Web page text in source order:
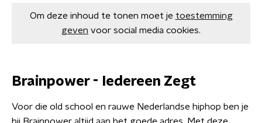
Om deze inhoud te tonen moet je toestemming
geven voor social media cookies.
Brainpower - Iedereen Zegt
Voor die old school en rauwe Nederlandse hiphop ben je